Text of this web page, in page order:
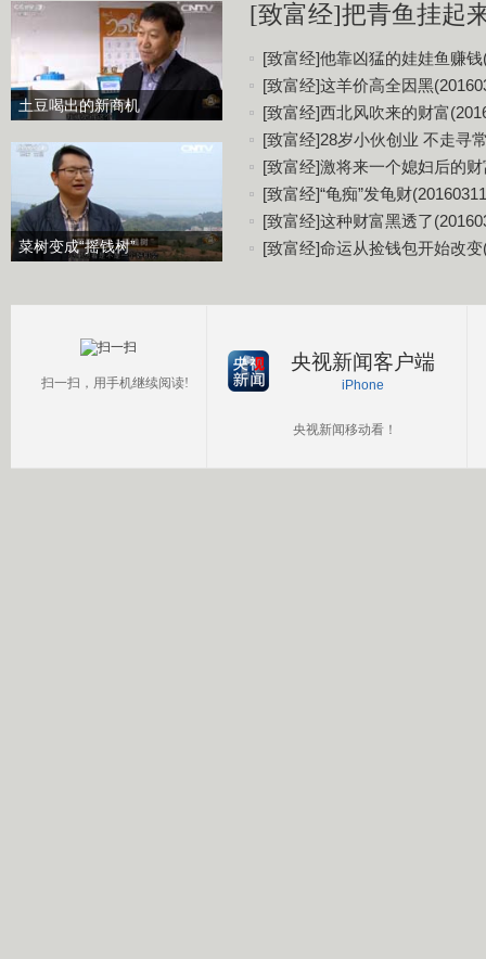
土豆喝出的新商机
菜树变成“摇钱树”
[致富经]把青鱼挂起
[致富经]他靠凶猛的娃娃鱼赚钱
[致富经]这羊价高全因黑
[致富经]西北风吹来的财富
[致富经]28岁小伙创业 不走寻
[致富经]激将来一个媳妇后的
[致富经]“龟痴”发龟财
[致富经]这种财富黑透了
[致富经]命运从捡钱包开始改变
扫一扫，用手机继续阅读!
央视新闻客户端
iPhone
央视新闻移动看！